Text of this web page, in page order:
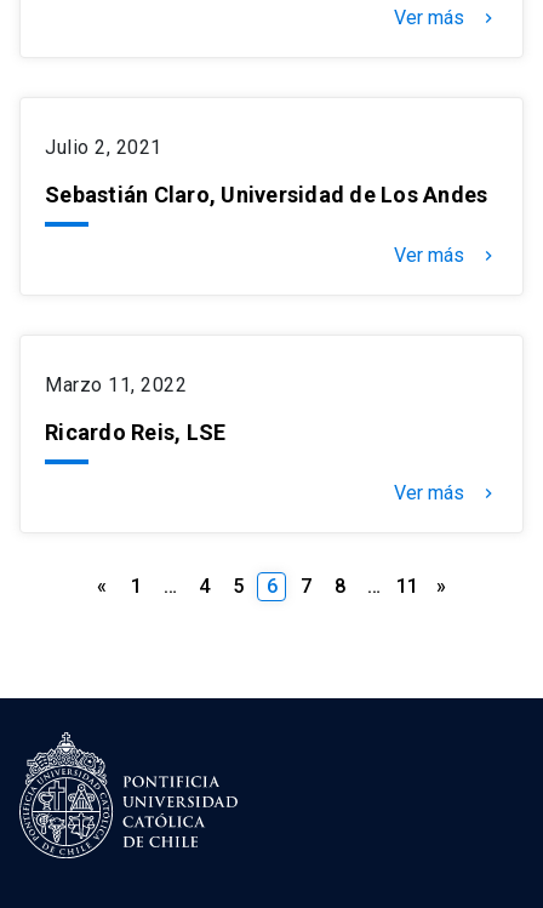
Ver más keyboard_arrow_right
Julio 2, 2021
Sebastián Claro, Universidad de Los Andes
Ver más keyboard_arrow_right
Marzo 11, 2022
Ricardo Reis, LSE
Ver más keyboard_arrow_right
Paginación
« 1 … 4 5 6 7 8 … 11 »